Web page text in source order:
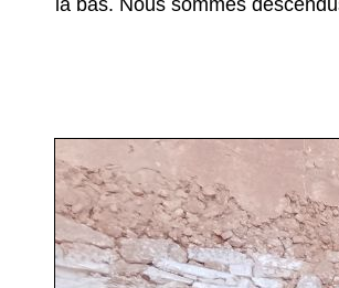
là bas. Nous sommes